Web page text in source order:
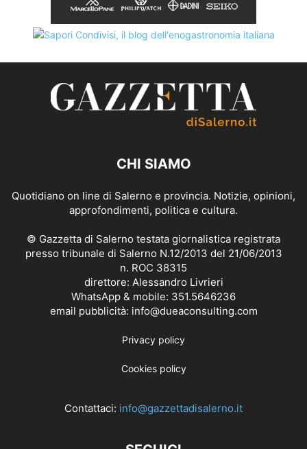
CHI SIAMO
Quotidiano on line di Salerno e provincia. Notizie, opinioni,
approfondimenti, politica e cultura.
© Gazzetta di Salerno testata giornalistica registrata
presso tribunale di Salerno N.12/2013 del 21/06/2013
n. ROC 38315
direttore: Alessandro Livrieri
WhatsApp & mobile: 351.5646236
email pubblicità: info@dueaconsulting.com
Privacy policy
Cookies policy
Contattaci: info@gazzettadisalerno.it